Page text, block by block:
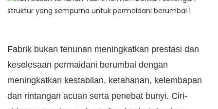
Fabrik bukan tenunan meningkatkan prestasi dan
keselesaan permaidani berumbai dengan
meningkatkan kestabilan, ketahanan, kelembapan
dan rintangan acuan serta penebat bunyi. Ciri-